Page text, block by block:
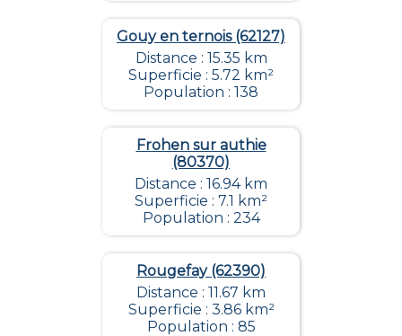
Gouy en ternois (62127)
Distance : 15.35 km
Superficie : 5.72 km²
Population : 138
Frohen sur authie
(80370)
Distance : 16.94 km
Superficie : 7.1 km²
Population : 234
Rougefay (62390)
Distance : 11.67 km
Superficie : 3.86 km²
Population : 85